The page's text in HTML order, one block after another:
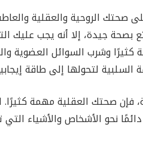
الروحية والعقلية
بصحة جيدة، إلا أنه يجب
كثيرًا وشرب السوائل العضوية
لتحولها إلى طاقة
فإن صحتك العقلية مهمة
دائمًا نحو الأشخاص والأشياء